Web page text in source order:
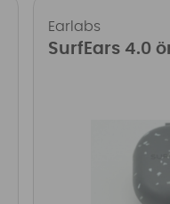
Earlabs
SurfEars 4.0